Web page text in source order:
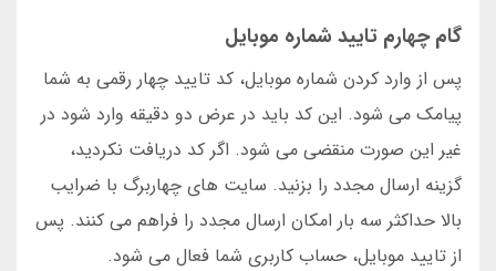
گام چهارم تایید شماره موبایل
پس از وارد کردن شماره موبایل، کد تایید چهار رقمی به شما
پیامک می شود. این کد باید در عرض دو دقیقه وارد شود در
غیر این صورت منقضی می شود. اگر کد دریافت نکردید،
گزینه ارسال مجدد را بزنید. سایت های چهاربرگ با ضرایب
بالا حداکثر سه بار امکان ارسال مجدد را فراهم می کنند. پس
از تایید موبایل، حساب کاربری شما فعال می شود.